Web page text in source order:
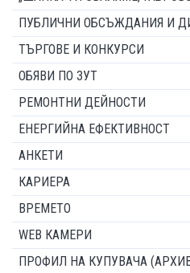
ПУБЛИЧНИ ОБСЪЖДАНИЯ И
ТЪРГОВЕ И КОНКУРСИ
ОБЯВИ ПО ЗУТ
РЕМОНТНИ ДЕЙНОСТИ
ЕНЕРГИЙНА ЕФЕКТИВНОСТ
АНКЕТИ
КАРИЕРА
ВРЕМЕТО
WEB КАМЕРИ
ПРОФИЛ НА КУПУВАЧА